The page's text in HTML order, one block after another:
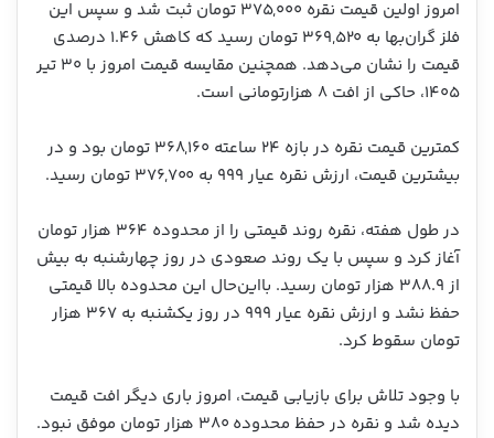
امروز اولین قیمت نقره ۳۷۵,۰۰۰ تومان ثبت شد و سپس این
فلز گران‌بها به ۳۶۹,۵۲۰ تومان رسید که کاهش ۱.۴۶ درصدی
قیمت را نشان می‌دهد. همچنین مقایسه قیمت امروز با ۳۰ تیر
۱۴۰۵، حاکی از افت ۸ هزارتومانی است.
کمترین قیمت نقره در بازه ۲۴ ساعته ۳۶۸,۱۶۰ تومان بود و در
بیشترین قیمت، ارزش نقره عیار ۹۹۹ به ۳۷۶,۷۰۰ تومان رسید.
در طول هفته، نقره روند قیمتی را از محدوده ۳۶۴ هزار تومان
آغاز کرد و سپس با یک روند صعودی در روز چهارشنبه به بیش
از ۳۸۸.۹ هزار تومان رسید. بااین‌حال این محدوده بالا قیمتی
حفظ نشد و ارزش نقره عیار ۹۹۹ در روز یکشنبه به ۳۶۷ هزار
تومان سقوط کرد.
با وجود تلاش برای بازیابی قیمت، امروز باری دیگر افت قیمت
دیده شد و نقره در حفظ محدوده ۳۸۰ هزار تومان موفق نبود.